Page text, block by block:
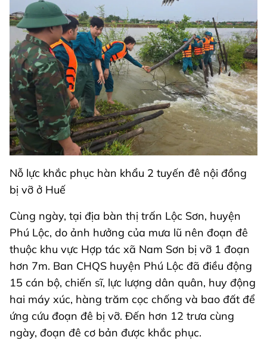
Nỗ lực khắc phục hàn khẩu 2 tuyến đê nội đồng
bị vỡ ở Huế
Cùng ngày, tại địa bàn thị trấn Lộc Sơn, huyện
Phú Lộc, do ảnh hưởng của mưa lũ nên đoạn đê
thuộc khu vực Hợp tác xã Nam Sơn bị vỡ 1 đoạn
hơn 7m. Ban CHQS huyện Phú Lộc đã điều động
15 cán bộ, chiến sĩ, lực lượng dân quân, huy động
hai máy xúc, hàng trăm cọc chống và bao đất để
ứng cứu đoạn đê bị vỡ. Đến hơn 12 trưa cùng
ngày, đoạn đê cơ bản được khắc phục.